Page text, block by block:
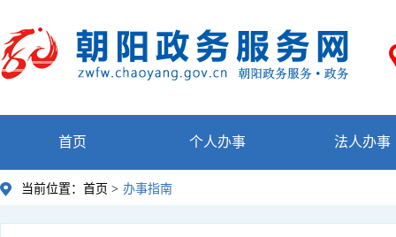
首页 个人办事 法人办事
当前位置： 首页 > 办事指南